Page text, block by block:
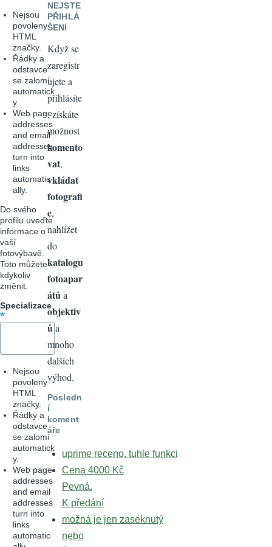
Nejsou
povoleny
HTML
značky.
Řádky a
odstavce
se zalomí
automatick
y.
Web page
addresses
and email
addresses
turn into
links
automatic
ally.
Do svého
profilu uveďte
informace o
vaší
fotovýbavě.
Toto můžete
kdykoliv
změnit.
Specializace
Nejsou
povoleny
HTML
značky.
Řádky a
odstavce
se zalomí
automatick
y.
Web page
addresses
and email
addresses
turn into
links
automatic
NEJSTE
PŘIHLÁ
ŠENI
Když se
zaregistr
ujete a
přihlásíte
, získáte
možnost
komento
vat,
vkládat
fotografi
e,
nahlížet
do
katalogu
fotoapar
átů a
objektiv
ůa
mnoho
dalších
výhod.
Posledn
í
koment
áře
uprime receno, tuhle funkci
Cena 4000 Kč
Pevná.
K předání
možná je jen zaseknutý
nebo